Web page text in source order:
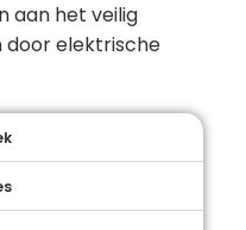
aan het veilig
elektrische